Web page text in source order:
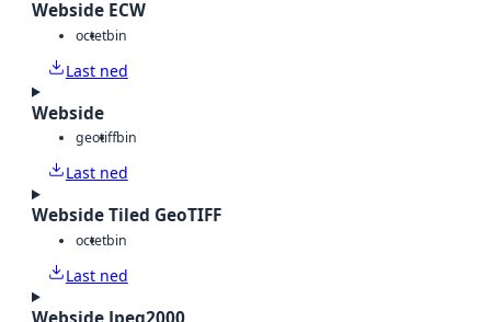
Webside ECW
octetbin
Last ned
Webside
geotiffbin
Last ned
Webside Tiled GeoTIFF
octetbin
Last ned